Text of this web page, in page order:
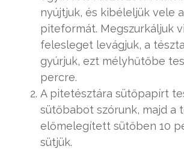
nyújtjuk, és kibéleljük vele
piteformát. Megszurkáljuk
felesleget levágjuk, a
gyúrjuk, ezt mélyhűtőbe
percre.
A pitetésztára sütőpapírt
sütőbabot szórunk, majd a
előmelegített sütőben 10
sütjük.